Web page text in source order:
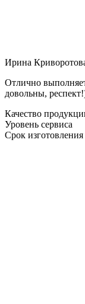
Ирина
Отлично
довольны,
Качество
Уровень сервиса
Срок изготовления